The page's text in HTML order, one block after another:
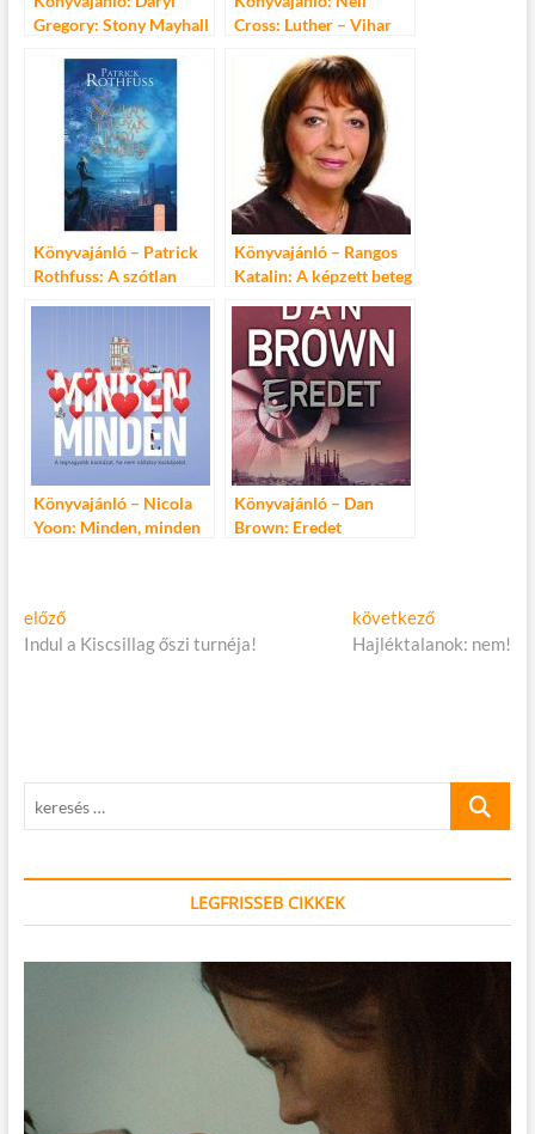
Gregory: Stony Mayhall
Cross: Luther – Vihar
Könyvajánló – Patrick
Rothfuss: A szótlan
Könyvajánló – Rangos
Katalin: A képzett beteg
Könyvajánló – Nicola
Yoon: Minden, minden
Könyvajánló – Dan
Brown: Eredet
Bejegyzés
navigáció
előzőElőző
cikk:
Indul a Kiscsillag őszi turnéja!
következőKövetkező
cikk:
Hajléktalanok: nem!
keresés
LEGFRISSEB CIKKEK